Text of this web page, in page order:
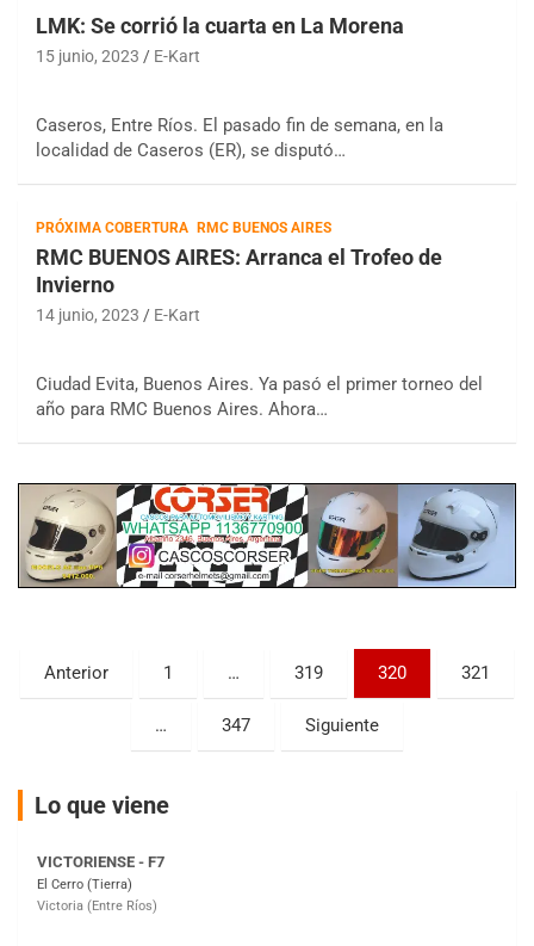
LMK: Se corrió la cuarta en La Morena
15 junio, 2023 E-Kart
Caseros, Entre Ríos. El pasado fin de semana, en la
localidad de Caseros (ER), se disputó…
PRÓXIMA COBERTURA RMC BUENOS AIRES
RMC BUENOS AIRES: Arranca el Trofeo de
Invierno
14 junio, 2023 E-Kart
Ciudad Evita, Buenos Aires. Ya pasó el primer torneo del
año para RMC Buenos Aires. Ahora…
Paginación
de
entradas
Anterior 1 … 319 320 321
… 347 Siguiente
Lo que viene
COBERTURA ESPECIAL DE E-KART.COM.AR
IAME SERIES ARGENTINA 6
Ramiro Tot (Asfalto)
Baradero (Buenos Aires)
Villaguay (Entre Ríos)
El Cerro (Tierra)
Victoria (Entre Ríos)
PATAGONICO - F6
Moto Club Reginense (Tierra)
Gral. E. Godoy (Río Negro)